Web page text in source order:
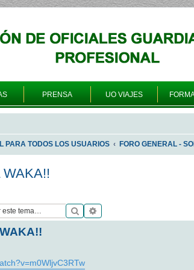
PRENSA UO VIAJES
PARA TODOS LOS USUARIOS FORO GENERAL -
Buscar